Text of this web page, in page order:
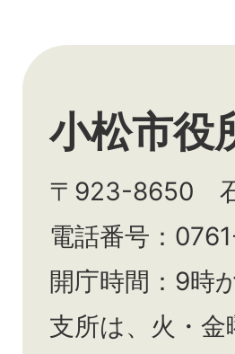
小松市役
〒923-8650 石
電話番号：
開庁時間：9時
支所は、火・